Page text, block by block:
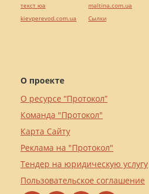
О проекте
О ресурсе “Протокол”
Команда "Протокол"
Карта Сайту
Реклама на "Протокол"
Тендер на юридическую услугу
Пользовательское соглашение
текст юа
kievperevod.com.ua
maltina.com.ua
Cылки